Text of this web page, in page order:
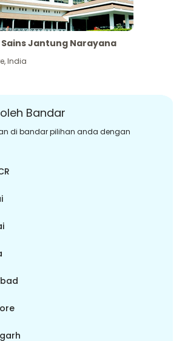
Jantung Narayana
,India
oleh Bandar
di bandar pilihan anda dengan